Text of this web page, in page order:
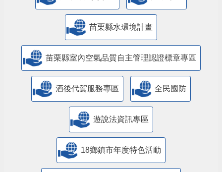
苗栗縣水環境計畫
苗栗縣室內空氣品質自主管理認證標章專區
酒後代駕服務專區 全民國防
遊說法資訊專區
18鄉鎮市年度特色活動